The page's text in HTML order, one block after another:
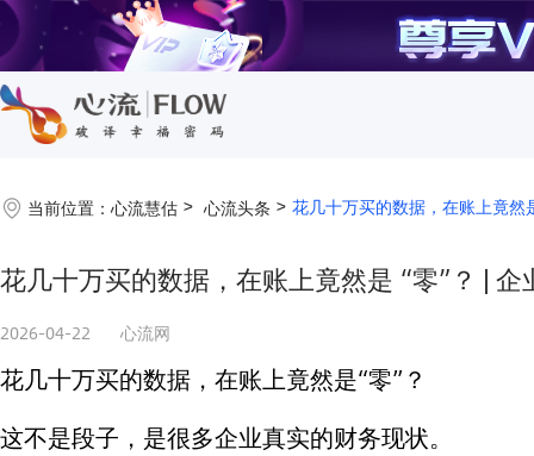
当前位置： 心流慧估 心流头条 花几十万买的数据，在账上竟
花几十万买的数据，在账上竟然是 “零”？ |
2026-04-22 心流网
花几十万买的数据，在账上竟然是“零”？
这不是段子，是很多企业真实的财务现状。